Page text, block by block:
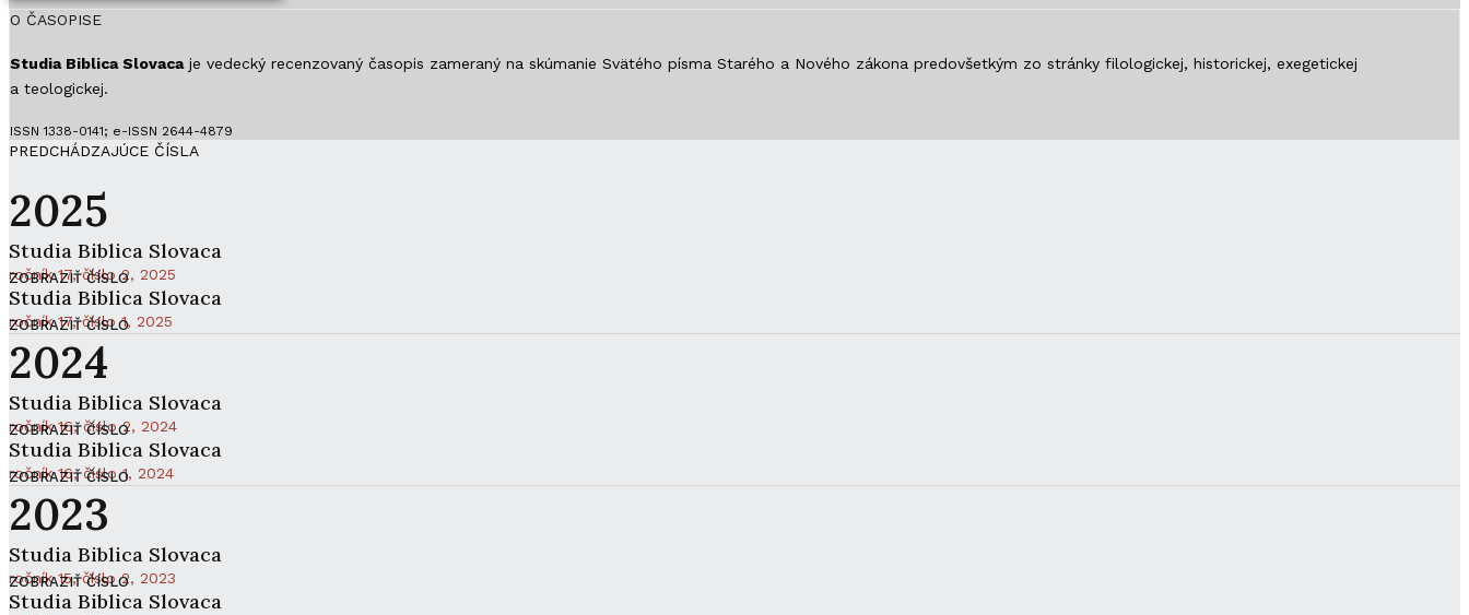
O ČASOPISE
Studia Biblica Slovaca​je vedecký recenzovaný časopis zameraný na skúmanie Svätého písma Starého a Nového zákona predovšetkým zo stránky filologickej, historickej, exegetickej
a teologickej.
ISSN 1338-0141; e-ISSN 2644-4879
PREDCHÁDZAJÚCE ČÍSLA
2025
Studia Biblica Slovaca
ročník 17, číslo 2, 2025
ZOBRAZIŤ ČÍSLO
Studia Biblica Slovaca
ročník 17, číslo 1, 2025
ZOBRAZIŤ ČÍSLO
2024
Studia Biblica Slovaca
ročník 16, číslo 2, 2024
ZOBRAZIŤ ČÍSLO
Studia Biblica Slovaca
ročník 16, číslo 1, 2024
ZOBRAZIŤ ČÍSLO
2023
Studia Biblica Slovaca
ročník 15, číslo 2, 2023
ZOBRAZIŤ ČÍSLO
Studia Biblica Slovaca